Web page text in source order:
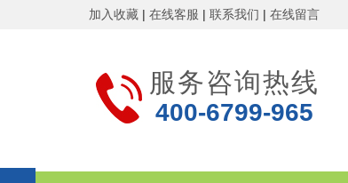
加入收藏 | 在线客服 | 联系我们 | 在线留言
服务咨询热线
400-6799-965